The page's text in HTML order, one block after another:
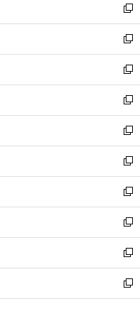
く
で
開
く
ド
ウ
で
開
く
ィ
ン
ド
ウ
で
開
く
新
し
い
ウ
ィ
ン
ド
ウ
で
開
く
新
し
い
ウ
ィ
ン
ド
ウ
で
開
く
新
し
い
ウ
ィ
ン
ド
ウ
で
開
く
新
し
い
ウ
ィ
ン
ド
ウ
で
開
く
新
し
い
ウ
ィ
ン
ド
ウ
で
開
く
新
し
い
ウ
ィ
ン
ド
ウ
で
開
新
し
い
ウ
ィ
ン
ド
ウ
新
し
い
ウ
ィ
ン
新
し
い
ウ
新
し